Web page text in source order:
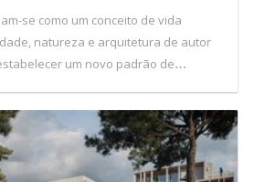
viver melhor, construir
o conforto e o futuro das
familiar e com sede em Logroño,
consolida presença nas Ilhas